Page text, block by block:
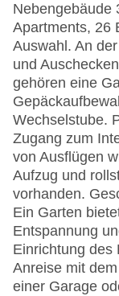
Nebengebäude
Apartments, 26
Auswahl. An
und
gehören eine
Wechselstube.
Zugang zum
von Ausflügen
Aufzug und
vorhanden.
Ein Garten
Entspannung
Einrichtung des
Anreise mit
einer Garage